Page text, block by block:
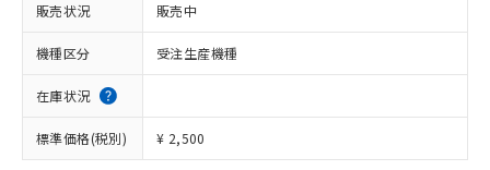
販売状況 販売中
機種区分 受注生産機種
在庫状況
標準価格(税別) ¥ 2,500